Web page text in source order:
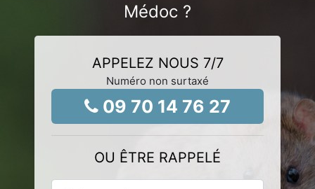
Médoc ?
APPELEZ NOUS 7/7
Numéro non surtaxé
09 70 14 76 27
OU ÊTRE RAPPELÉ